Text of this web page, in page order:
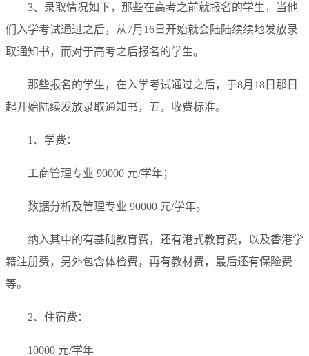
3、录取情况如下，那些在高考之前就报名的学生，当他
们入学考试通过之后，从7月16日开始就会陆陆续续地发放录
取通知书，而对于高考之后报名的学生。
那些报名的学生，在入学考试通过之后，于8月18日那日
起开始陆续发放录取通知书，五，收费标准。
1、学费：
工商管理专业 90000 元/学年；
数据分析及管理专业 90000 元/学年。
纳入其中的有基础教育费，还有港式教育费，以及香港学
籍注册费，另外包含体检费，再有教材费，最后还有保险费
等。
2、住宿费：
10000 元/学年